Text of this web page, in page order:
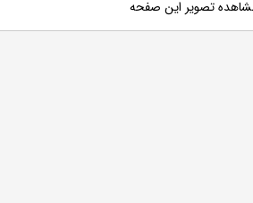
تصویر این صفحه